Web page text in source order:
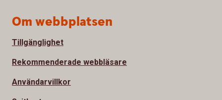
Om webbplatsen
Tillgänglighet
Rekommenderade webbläsare
Användarvillkor